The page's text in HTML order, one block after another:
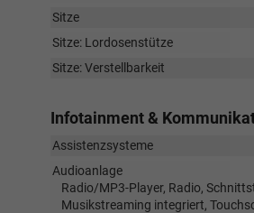
Sitze
Sitze: Lordosenstütze
Sitze: Verstellbarkeit
Infotainment &
Assistenzsysteme
Audioanlage
Radio/MP3-Player, Radio,
Musikstreaming integriert,